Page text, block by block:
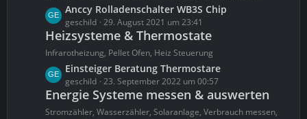
r
ä
g
e
e
B
i
t
r
ä
g
L
e
t
z
e
B
Anccy Rolladenschalter WB3S Chip
geschild 29. August 2021 um 23:41
Heizsysteme & Thermostate
Infrarotheizung, Pellet Ofen, Heiz Steuerung
L
e
t
z
Einsteiger Beratung Thermostare
geschild 23. September 2022 um 00:57
Energie Systeme messen & auswerten
Stromzähler, Wasserzähler, Solaranlage, Verbrauch messen,